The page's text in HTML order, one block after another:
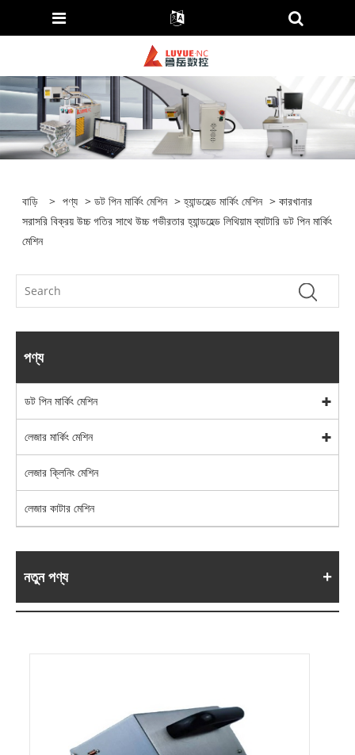
বাড়ি > পণ্য >ডট পিন মার্কিং মেশিন >হ্যান্ডহেল্ড মার্কিং মেশিন > কারখানার
সরাসরি বিক্রয় উচ্চ গতির সাথে উচ্চ গভীরতার হ্যান্ডহেল্ড লিথিয়াম ব্যাটারি ডট পিন মার্কিং
মেশিন
পণ্য
ডট পিন মার্কিং মেশিন
লেজার মার্কিং মেশিন
লেজার ক্লিনিং মেশিন
লেজার কাটার মেশিন
নতুন পণ্য